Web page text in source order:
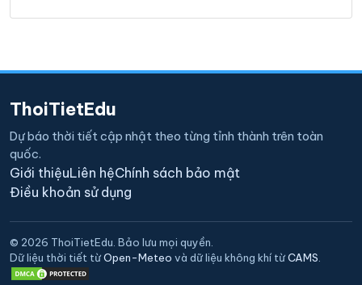
ThoiTietEdu
Dự báo thời tiết cập nhật theo từng tỉnh thành trên toàn
quốc.
Giới thiệuLiên hệChính sách bảo mật
Điều khoản sử dụng
© 2026 ThoiTietEdu. Bảo lưu mọi quyền.
Dữ liệu thời tiết từOpen-Meteo và dữ liệu không khí từCAMS